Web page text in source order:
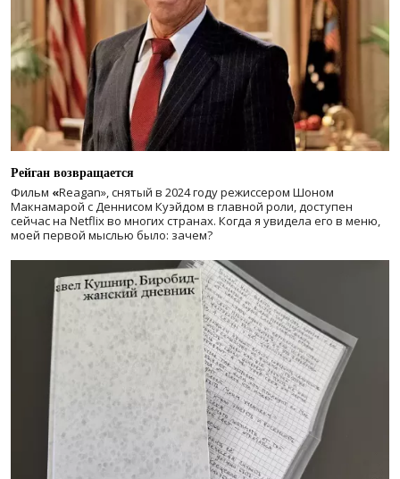
Рейган возвращается
Фильм «Reagan», снятый в 2024 годурежиссером Шоном
Макнамарой с Деннисом Куэйдом в главной роли, доступен
сейчас на Netflix во многих странах. Когда я увидела его в меню,
моей первой мыслью было: зачем?